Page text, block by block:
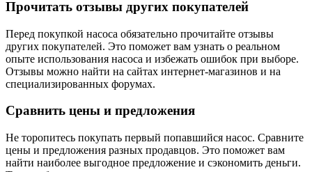
Прочитать отзывы других покупателей
Перед покупкой насоса обязательно прочитайте отзывы
других покупателей. Это поможет вам узнать о реальном
опыте использования насоса и избежать ошибок при выборе.
Отзывы можно найти на сайтах интернет-магазинов и на
специализированных форумах.
Сравнить цены и предложения
Не торопитесь покупать первый попавшийся насос. Сравните
цены и предложения разных продавцов. Это поможет вам
найти наиболее выгодное предложение и сэкономить деньги.